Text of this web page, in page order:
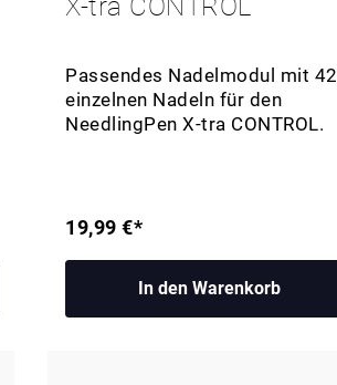
Passendes Nadelmodul mit 42
einzelnen Nadeln für den
NeedlingPen X-tra CONTROL.
19,99 €*
In den Warenkorb